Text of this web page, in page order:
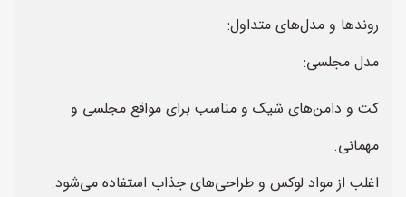
روندها و مدل‌های متداول:
مدل مجلسی:
کت و دامن‌های شیک و مناسب برای مواقع مجلسی و
مهمانی.
اغلب از مواد لوکس و طراحی‌های جذاب استفاده می‌شود.